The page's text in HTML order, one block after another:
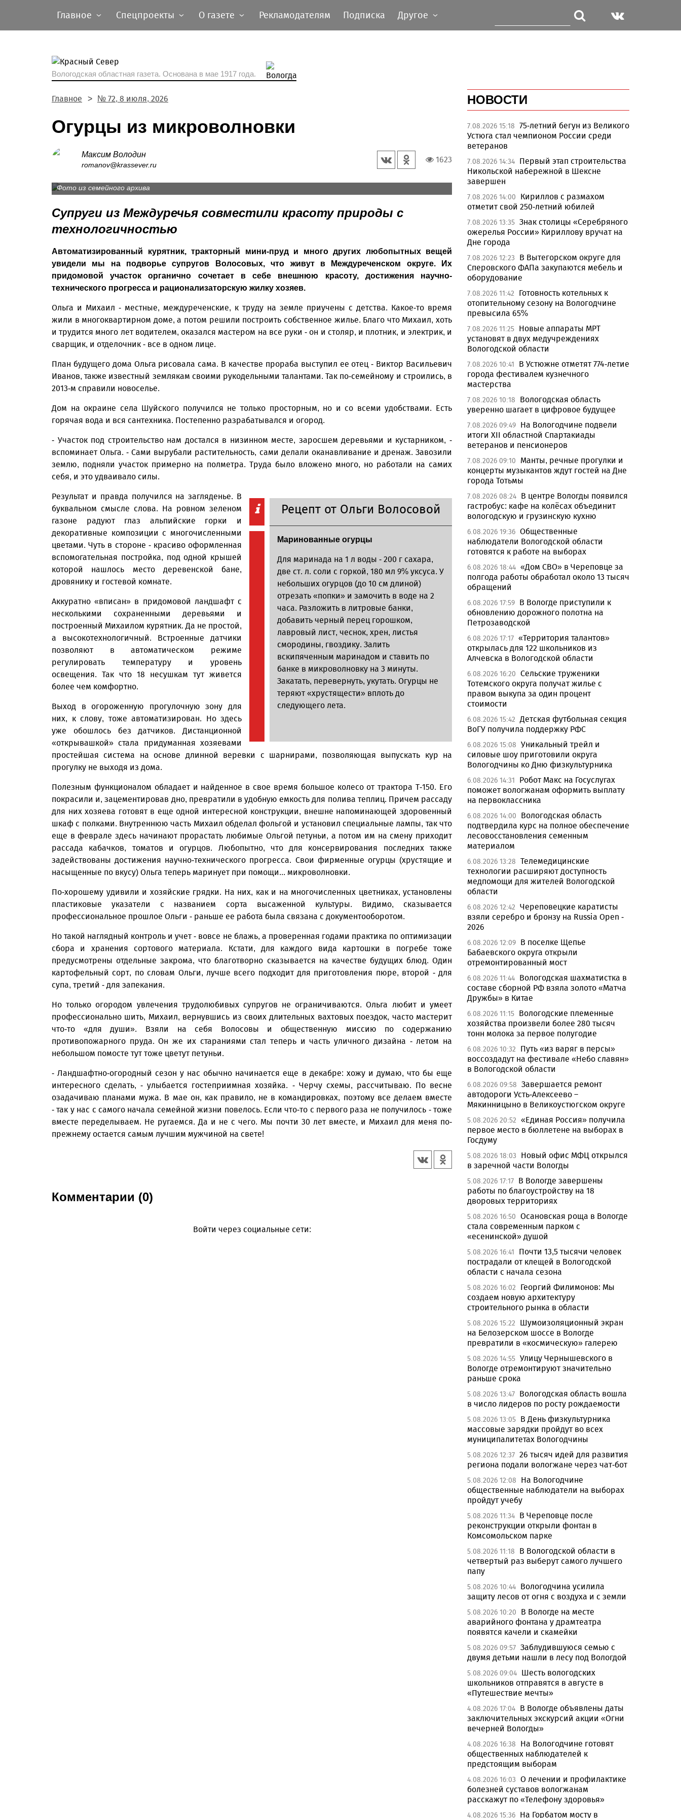
Главное Спецпроекты О газете Рекламодателям Подписка Другое
Вологодская областная газета. Основана в мае 1917 года.
Главное № 72, 8 июля, 2026
Огурцы из микроволновки
Максим Володин
romanov@krassever.ru
1623
Михаил и Ольга привыкли все делать вместе - работать на огороде, отдыхать, заниматься
Фото из семейного архива
Супруги из Междуречья совместили красоту природы с
технологичностью
Автоматизированный курятник, тракторный мини-пруд и много других любопытных вещей
увидели мы на подворье супругов Волосовых, что живут в Междуреченском округе. Их
придомовой учас­ток органично сочетает в себе внешнюю красоту, достижения научно-
технического прог­ресса и рационализаторскую жилку хозяев.
Ольга и Михаил - местные, междуреченские, к труду на земле приучены с детства. Какое-то время
жили в многоквартирном доме, а потом решили построить собственное жилье. Благо что Михаил, хоть
и трудится много лет водителем, оказался мастером на все руки - он и столяр, и плотник, и электрик, и
сварщик, и отделочник - все в одном лице.
План будущего дома Ольга рисовала сама. В качестве прораба выступил ее отец - Виктор Васильевич
Иванов, также известный землякам своими рукодельными талантами. Так по-семейному и строились, в
2013-м справили новоселье.
Дом на окраине села Шуйского получился не только просторным, но и со всеми удобствами. Есть
горячая вода и вся сантехника. Постепенно разрабатывался и огород.
- Участок под строительство нам достался в низинном месте, заросшем деревьями и кустарником, -
вспоминает Ольга. - Сами вырубали растительность, сами делали оканавливание и дренаж. Завозили
землю, подняли участок примерно на полметра. Труда было вложено много, но работали на самих
себя, и это удваивало силы.
Рецепт от Ольги Волосовой
Маринованные огурцы
Для маринада на 1 л воды - 200 г сахара,
две ст. л. соли с горкой, 180 мл 9% уксуса. У
небольших огурцов (до 10 см длиной)
отрезать «попки» и замочить в воде на 2
часа. Разложить в литровые банки,
добавить черный перец горошком,
лавровый лист, чеснок, хрен, листья
смородины, гвоздику. Залить
вскипяченным маринадом и ставить по
банке в микроволновку на 3 минуты.
Закатать, перевернуть, укутать. Огурцы не
теряют «хрустящести» вплоть до
следующего лета.
Результат и правда получился на загляденье. В
буквальном смысле слова. На ровном зеленом
газоне радуют глаз альпийские горки и
декоративные композиции с многочисленными
цветами. Чуть в стороне - красиво оформленная
вспомогательная постройка, под одной крышей
которой нашлось место деревенской бане,
дровянику и гостевой комнате.
Аккуратно «вписан» в придомовой ландшафт с
несколькими сохраненными деревьями и
построенный Михаилом курятник. Да не простой,
а высокотехнологичный. Встроенные датчики
позволяют в автоматическом режиме
регулировать температуру и уровень
освещения. Так что 18 несушкам тут живется
более чем комфортно.
Выход в огороженную прогулочную зону для
них, к слову, тоже автоматизирован. Но здесь
уже обошлось без датчиков. Дистанционной
«открывашкой» стала придуманная хозяевами
простейшая система на основе длинной веревки с шарнирами, позволяющая выпускать кур на
прогулку не выходя из дома.
Полезным функционалом обладает и найденное в свое время большое колесо от трактора Т-150. Его
покрасили и, зацементировав дно, превратили в удобную емкость для полива теплиц. Причем рассаду
для них хозяева готовят в еще одной интересной конструкции, внешне напоминающей здоровенный
шкаф с полками. Внутреннюю часть Михаил обделал фольгой и установил специальные лампы, так что
еще в феврале здесь начинают прорастать любимые Ольгой петуньи, а потом им на смену приходит
рассада кабачков, томатов и огурцов. Любопытно, что для консервирования последних также
задействованы достижения научно-технического прогресса. Свои фирменные огурцы (хрустящие и
насыщенные по вкусу) Ольга теперь маринует при помощи... микроволновки.
По-хорошему удивили и хозяйские грядки. На них, как и на многочисленных цветниках, установлены
пластиковые указатели с названием сорта высаженной культуры. Видимо, сказывается
профессиональное прош­лое Ольги - раньше ее работа была связана с документооборотом.
Но такой наглядный контроль и учет - вовсе не блажь, а проверенная годами практика по оптимизации
сбора и хранения сор­тового материала. Кстати, для каждого вида картошки в погребе тоже
предусмотрены отдельные закрома, что благотворно сказывается на качестве будущих блюд. Один
картофельный сорт, по словам Ольги, лучше всего подходит для приготовления пюре, второй - для
супа, третий - для запекания.
Но только огородом увлечения трудолюбивых супругов не ограничиваются. Ольга любит и умеет
профессионально шить, Михаил, вернувшись из своих длительных вахтовых поездок, часто мастерит
что-то «для души». Взяли на себя Волосовы и общественную миссию по содержанию
противопожарного пруда. Он же их стараниями стал теперь и часть уличного дизайна - летом на
небольшом помосте тут тоже цветут петуньи.
- Ландшафтно-огородный сезон у нас обычно начинается еще в декабре: хожу и думаю, что бы еще
интересного сделать, - улыбается гостеприимная хозяйка. - Черчу схемы, рассчитываю. По весне
озадачиваю планами мужа. В мае он, как правило, не в командировках, поэтому все делаем вместе
- так у нас с самого начала семейной жизни повелось. Если что-то с первого раза не получилось - тоже
вместе переделываем. Не ругаемся. Да и не с чего. Мы почти 30 лет вместе, и Михаил для меня по-
прежнему остается самым лучшим мужчиной на свете!
Комментарии (0)
Войти через социальные сети:
НОВОСТИ
7.08.2026 15:18 75-летний бегун из Великого
Устюга стал чемпионом России среди
ветеранов
7.08.2026 14:34 Первый этап строительства
Никольской набережной в Шексне
завершен
7.08.2026 14:00
Кириллов с размахом
отметит свой 250-летний юбилей
7.08.2026 13:35 Знак столицы «Серебряного
ожерелья России» Кириллову вручат на
Дне города
7.08.2026 12:23
В Вытегорском округе для
Сперовского ФАПа закупаются мебель и
оборудование
7.08.2026 11:42
Готовность котельных к
отопительному сезону на Вологодчине
превысила 65%
7.08.2026 11:25 Новые аппараты МРТ
установят в двух медучреждениях
Вологодской области
7.08.2026 10:41
В Устюжне отметят 774-летие
города фестивалем кузнечного
мастерства
7.08.2026 10:18
Вологодская область
уверенно шагает в цифровое будущее
7.08.2026 09:49 На Вологодчине подвели
итоги XII областной Спартакиады
ветеранов и пенсионеров
7.08.2026 09:10
Манты, речные прогулки и
концерты музыкантов ждут гостей на Дне
города Тотьмы
7.08.2026 08:24 В центре Вологды появился
гастробус: кафе на колёсах объединит
вологодскую и грузинскую кухню
6.08.2026 19:36 Общественные
наблюдатели Вологодской области
готовятся к работе на выборах
6.08.2026 18:44 «Дом СВО» в Череповце за
полгода работы обработал около 13 тысяч
обращений
6.08.2026 17:59 В Вологде приступили к
обновлению дорожного полотна на
Петрозаводской
6.08.2026 17:17 «Территория талантов»
открылась для 122 школьников из
Алчевска в Вологодской области
6.08.2026 16:20 Сельские труженики
Тотемского округа получат жилье с
правом выкупа за один процент
стоимости
6.08.2026 15:42 Детская футбольная секция
ВоГУ получила поддержку РФС
6.08.2026 15:08 Уникальный трейл и
силовые шоу приготовили округа
Вологодчины ко Дню физкультурника
6.08.2026 14:31
Робот Макс на Госуслугах
поможет вологжанам оформить выплату
на первоклассника
6.08.2026 14:00
Вологодская область
подтвердила курс на полное обеспечение
лесовосстановления семенным
материалом
6.08.2026 13:28 Телемедицинские
технологии расширяют доступность
медпомощи для жителей Вологодской
области
6.08.2026 12:42 Череповецкие каратисты
взяли серебро и бронзу на Russia Open -
2026
6.08.2026 12:09 В поселке Щепье
Бабаевского округа открыли
отремонтированный мост
6.08.2026 11:44 Вологодская шахматистка в
составе сборной РФ взяла золото «Матча
Дружбы» в Китае
6.08.2026 11:15 Вологодские племенные
хозяйства произвели более 280 тысяч
тонн молока за первое полугодие
6.08.2026 10:32
Путь «из варяг в персы»
воссоздадут на фестивале «Небо славян»
в Вологодской области
6.08.2026 09:58 Завершается ремонт
автодороги Усть-Алексеево –
Мякинницыно в Великоустюгском округе
5.08.2026 20:52 «Единая Россия» получила
первое место в бюллетене на выборах в
Госдуму
5.08.2026 18:03
Новый офис МФЦ открылся
в заречной части Вологды
5.08.2026 17:17 В Вологде завершены
работы по благоустройству на 18
дворовых территориях
5.08.2026 16:50 Осановская роща в Вологде
стала современным парком с
«есенинской» душой
5.08.2026 16:41
Почти 13,5 тысячи человек
пострадали от клещей в Вологодской
области с начала сезона
5.08.2026 16:02
Георгий Филимонов: Мы
создаем новую архитектуру
строительного рынка в области
5.08.2026 15:22
Шумоизоляционный экран
на Белозерском шоссе в Вологде
превратили в «космическую» галерею
5.08.2026 14:55 Улицу Чернышевского в
Вологде отремонтируют значительно
раньше срока
5.08.2026 13:47 Вологодская область вошла
в число лидеров по росту рождаемости
5.08.2026 13:05 В День физкультурника
массовые зарядки пройдут во всех
муниципалитетах Вологодчины
5.08.2026 12:37 26 тысяч идей для развития
региона подали вологжане через чат-бот
5.08.2026 12:08
На Вологодчине
общественные наблюдатели на выборах
пройдут учебу
5.08.2026 11:34 В Череповце после
реконструкции открыли фонтан в
Комсомольском парке
5.08.2026 11:18
В Вологодской области в
четвертый раз выберут самого лучшего
папу
5.08.2026 10:44 Вологодчина усилила
защиту лесов от огня с воздуха и с земли
5.08.2026 10:20
В Вологде на месте
аварийного фонтана у драмтеатра
появятся качели и скамейки
5.08.2026 09:57 Заблудившуюся семью с
двумя детьми нашли в лесу под Вологдой
5.08.2026 09:04 Шесть вологодских
школьников отправятся в августе в
«Путешествие мечты»
4.08.2026 17:04 В Вологде объявлены даты
заключительных экскурсий акции «Огни
вечерней Вологды»
4.08.2026 16:38
На Вологодчине готовят
общественных наблюдателей к
предстоящим выборам
4.08.2026 16:03 О лечении и профилактике
болезней суставов вологжанам
расскажут по «Телефону здоровья»
4.08.2026 15:36 На Горбатом мосту в